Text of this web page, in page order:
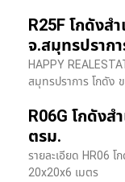
R25F โกดังส
จ.สมุทรปราก
HAPPY
สมุทรปราการ โกดัง
R06G โกดังส
ตรม.
รายละเอียด HR06 โ
20x20x6 เมตร